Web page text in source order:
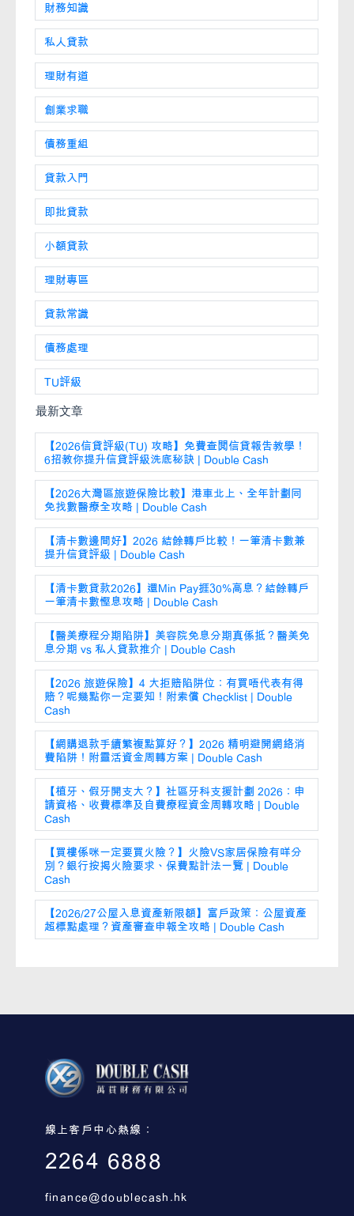
財務知識
私人貸款
理財有道
創業求職
債務重組
貸款入門
即批貸款
小額貸款
理財專區
貸款常識
債務處理
TU評級
最新文章
【2026信貸評級(TU) 攻略】免費查閱信貸報告教學！
6招教你提升信貸評級洗底秘訣 | Double Cash
【2026大灣區旅遊保險比較】港車北上、全年計劃同
免找數醫療全攻略 | Double Cash
【清卡數邊間好】2026 結餘轉戶比較！一筆清卡數兼
提升信貸評級 | Double Cash
【清卡數貸款2026】還Min Pay捱30%高息？結餘轉戶
一筆清卡數慳息攻略 | Double Cash
【醫美療程分期陷阱】美容院免息分期真係抵？醫美免
息分期 vs 私人貸款推介 | Double Cash
【2026 旅遊保險】4 大拒賠陷阱位：有買唔代表有得
賠？呢幾點你一定要知！附索償 Checklist | Double
Cash
【網購退款手續繁複點算好？】2026 精明避開網絡消
費陷阱！附靈活資金周轉方案 | Double Cash
【植牙、假牙開支大？】社區牙科支援計劃 2026：申
請資格、收費標準及自費療程資金周轉攻略 | Double
Cash
【買樓係咪一定要買火險？】火險VS家居保險有咩分
別？銀行按揭火險要求、保費點計法一覽 | Double
Cash
【2026/27公屋入息資產新限額】富戶政策：公屋資產
超標點處理？資產審查申報全攻略 | Double Cash
線上客戶中心熱線：
2264 6888
finance@doublecash.hk